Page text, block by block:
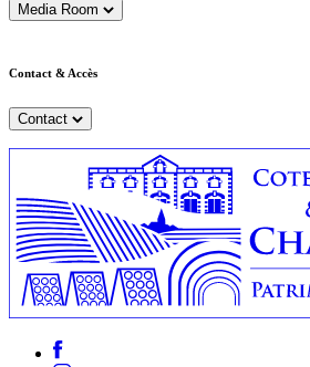
Media Room
Contact & Accès
Contact